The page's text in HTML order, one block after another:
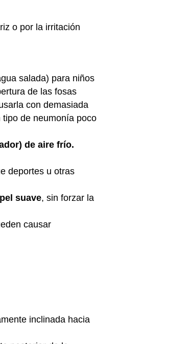
o por la irritación
salada) para niños
de las fosas
con demasiada
de neumonía poco
de aire frío.
deportes u otras
suave, sin forzar la
causar
inclinada hacia